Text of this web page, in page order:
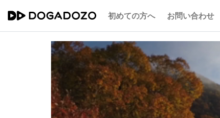
初めての方へ お問い合わせ